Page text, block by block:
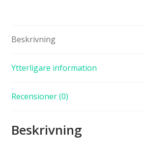
Beskrivning
Ytterligare information
Recensioner (0)
Beskrivning